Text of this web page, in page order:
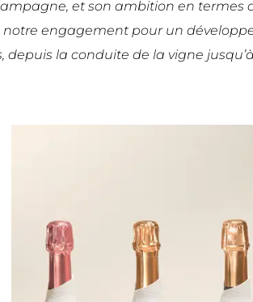
et son ambition en termes
engagement pour un
la conduite de la vigne